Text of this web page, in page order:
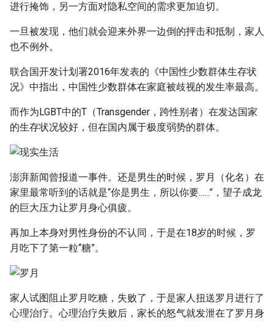
进行掩饰，另一方面对隐私空间的需求更加迫切。
一旦被发现，他们就会迎来外界一边倒的抨击和抵制，家人
也不例外。
联合国开发计划署2016年发表的《中国性少数群体生存状
况》中指出，中国性少数群体在家庭被歧视的发生率最高。
而作为LGBT中的T（Transgender，跨性别者）在发达国家
的生存状况较好，但在国内属于极度弱势的群体。
澎湃新闻曾报道一事件。还是男生的时候，罗月（化名）在
家里最常听到的话就是“你是男生，所以你要......”，望子成龙
的巨大压力让罗月身心俱疲。
再加上本身对男性身份的不认同，于是在18岁的时候，罗
月吃下了第一粒“糖”。
家人试图阻止罗月吃糖，失败了，于是家人扭送罗月进行了
心理治疗。心理治疗失败后，家长的怒气就发泄在了罗月身